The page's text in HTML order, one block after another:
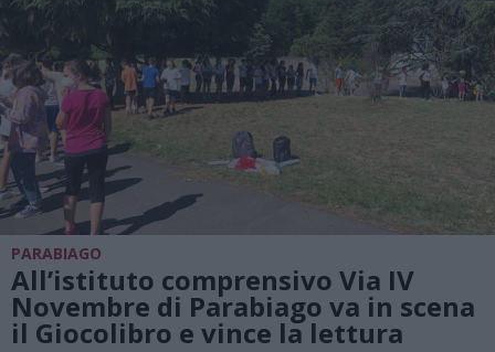
PARABIAGO
All’istituto comprensivo Via IV
Novembre di Parabiago va in scena
il Giocolibro e vince la lettura